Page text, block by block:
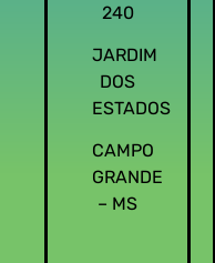
240
JARDIM
DOS
ESTADOS
CAMPO
GRANDE
– MS